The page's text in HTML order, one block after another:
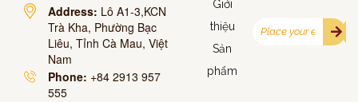
Address: Lô A1-3,KCN
Trà Kha, Phường Bạc
Liêu, Tỉnh Cà Mau, Việt
Nam
Phone: +84 2913 957
555
Giới
thiệu
Sản
phẩm